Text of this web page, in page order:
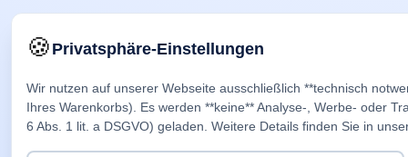
🍪Privatsphäre-Einstellungen
Wir nutzen auf unserer Webseite ausschließlich **technisch
Ihres Warenkorbs). Es werden **keine** Analyse-, Werbe- oder
6 Abs. 1 lit. a DSGVO) geladen. Weitere Details finden Sie in